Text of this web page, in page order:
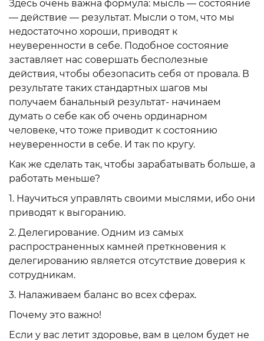
Здесь очень важна формула: мысль — состояние
— действие — результат. Мысли о том, что мы
недостаточно хороши, приводят к
неуверенности в себе. Подобное состояние
заставляет нас совершать бесполезные
действия, чтобы обезопасить себя от провала. В
результате таких стандартных шагов мы
получаем банальный результат- начинаем
думать о себе как об очень ординарном
человеке, что тоже приводит к состоянию
неуверенности в себе. И так по кругу.
Как же сделать так, чтобы зарабатывать больше, а
работать меньше?
1. Научиться управлять своими мыслями, ибо они
приводят к выгоранию.
2. Делегирование. Одним из самых
распространенных камней преткновения к
делегированию является отсутствие доверия к
сотрудникам.
3. Налаживаем баланс во всех сферах.
Почему это важно!
Если у вас летит здоровье, вам в целом будет не